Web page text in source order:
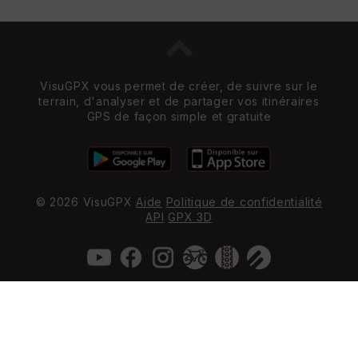
VisuGPX vous permet de créer, de suivre sur le
terrain, d'analyser et de partager vos itinéraires
GPS de façon simple et gratuite
© 2026 VisuGPX Aide Politique de confidentialité
API GPX 3D